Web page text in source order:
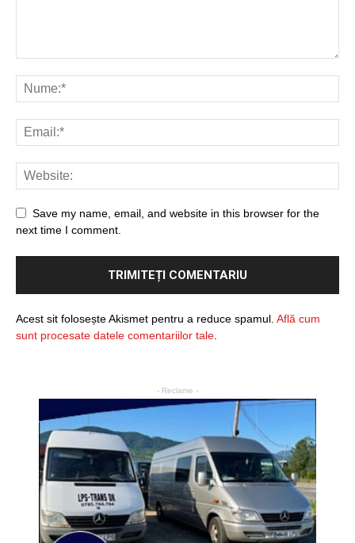
Save my name, email, and website in this browser for the
next time I comment.
Acest sit folosește Akismet pentru a reduce spamul. Află cum
sunt procesate datele comentariilor tale
- Reclame -